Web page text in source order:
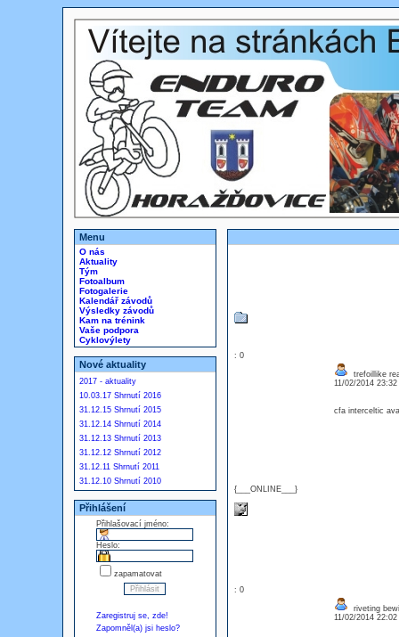
Menu
O nás
Aktuality
Tým
Fotoalbum
Fotogalerie
Kalendář závodů
Výsledky závodů
Kam na trénink
Vaše podpora
Cyklovýlety
Nové aktuality
2017 - aktuality
10.03.17 Shrnutí 2016
31.12.15 Shrnutí 2015
31.12.14 Shrnutí 2014
31.12.13 Shrnutí 2013
31.12.12 Shrnutí 2012
31.12.11 Shrnutí 2011
31.12.10 Shrnutí 2010
Přihlášení
Přihlašovací jméno:
Heslo:
zapamatovat
Zaregistruj se, zde!
Zapomněl(a) jsi heslo?
: 0
{___ONLINE___}
trefoillike
11/02/2014
cfa interceltic
: 0
riveting
11/02/2014